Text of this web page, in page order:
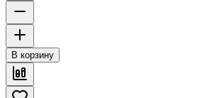
В корзину